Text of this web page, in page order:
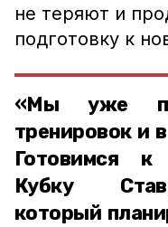
не теряют и
подготовку к
«Мы уже
тренировок и
Готовимся к
Кубку
который